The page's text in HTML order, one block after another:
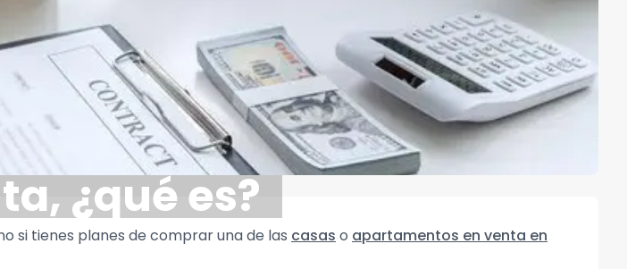
¿qué es?
si tienes planes de comprar una de las casas o apartamentos en venta en